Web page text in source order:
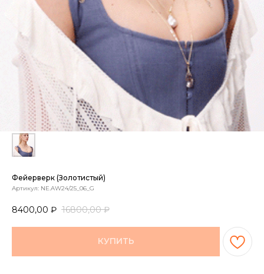
Фейерверк (золотистый)
Артикул: NE.AW24/25_06_G
8400,00 ₽ 16800,00 ₽
КУПИТЬ